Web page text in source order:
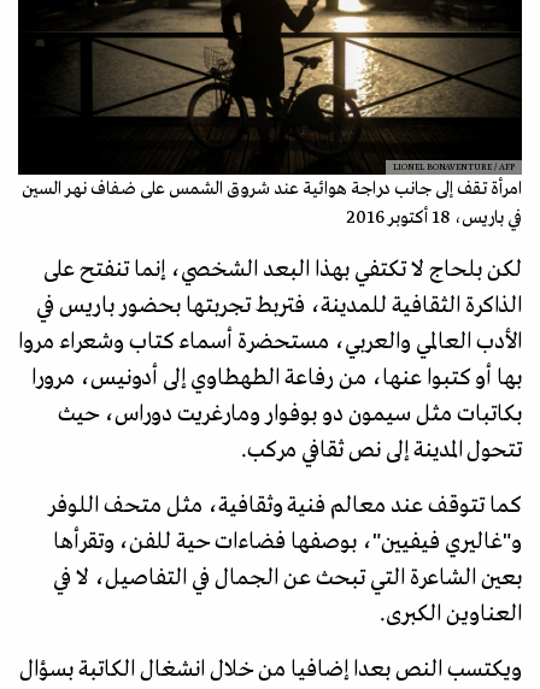
LIONEL BONAVENTURE / AFP
امرأة تقف إلى جانب دراجة هوائية عند شروق الشمس على ضفاف نهر السين
في باريس، 18 أكتوبر 2016
لكن بلحاج لا تكتفي بهذا البعد الشخصي، إنما تنفتح على
الذاكرة الثقافية للمدينة، فتربط تجربتها بحضور باريس في
الأدب العالمي والعربي، مستحضرة أسماء كتاب وشعراء مروا
بها أو كتبوا عنها، من رفاعة الطهطاوي إلى أدونيس، مرورا
بكاتبات مثل سيمون دو بوفوار ومارغريت دوراس، حيث
تتحول المدينة إلى نص ثقافي مركب.
كما تتوقف عند معالم فنية وثقافية، مثل متحف اللوفر
و"غاليري فيفيين"، بوصفها فضاءات حية للفن، وتقرأها
بعين الشاعرة التي تبحث عن الجمال في التفاصيل، لا في
العناوين الكبرى.
ويكتسب النص بعدا إضافيا من خلال انشغال الكاتبة بسؤال